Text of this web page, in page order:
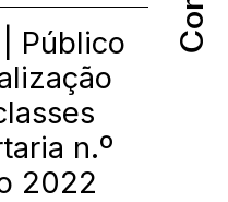
Público
n.º
2022